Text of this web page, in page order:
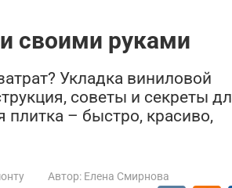
своими руками
Укладка виниловой
советы и секреты
плитка – быстро, красиво,
Автор: Елена Смирнова